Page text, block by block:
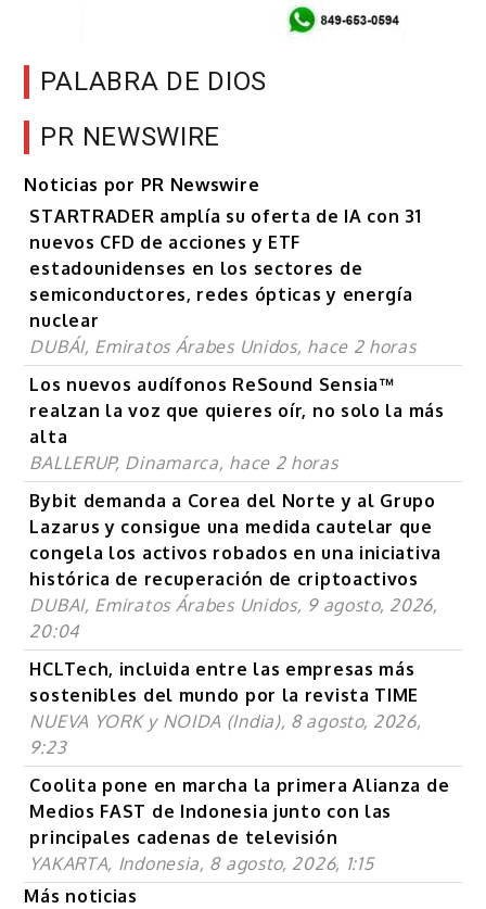
PALABRA DE DIOS
PR NEWSWIRE
Noticias por PR Newswire
STARTRADER amplía su oferta de IA con 31
nuevos CFD de acciones y ETF
estadounidenses en los sectores de
semiconductores, redes ópticas y energía
nuclear
DUBÁI, Emiratos Árabes Unidos, hace 2 horas
Los nuevos audífonos ReSound Sensia™
realzan la voz que quieres oír, no solo la más
alta
BALLERUP, Dinamarca, hace 2 horas
Bybit demanda a Corea del Norte y al Grupo
Lazarus y consigue una medida cautelar que
congela los activos robados en una iniciativa
histórica de recuperación de criptoactivos
DUBAI, Emiratos Árabes Unidos, 9 agosto, 2026,
20:04
HCLTech, incluida entre las empresas más
sostenibles del mundo por la revista TIME
NUEVA YORK y NOIDA (India), 8 agosto, 2026,
9:23
Coolita pone en marcha la primera Alianza de
Medios FAST de Indonesia junto con las
principales cadenas de televisión
YAKARTA, Indonesia, 8 agosto, 2026, 1:15
Más noticias